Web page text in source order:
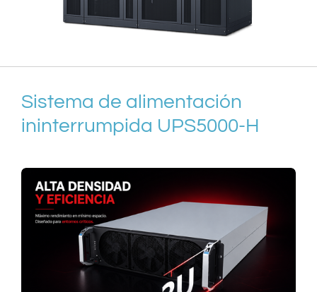
Sistema de alimentación
ininterrumpida UPS5000-H